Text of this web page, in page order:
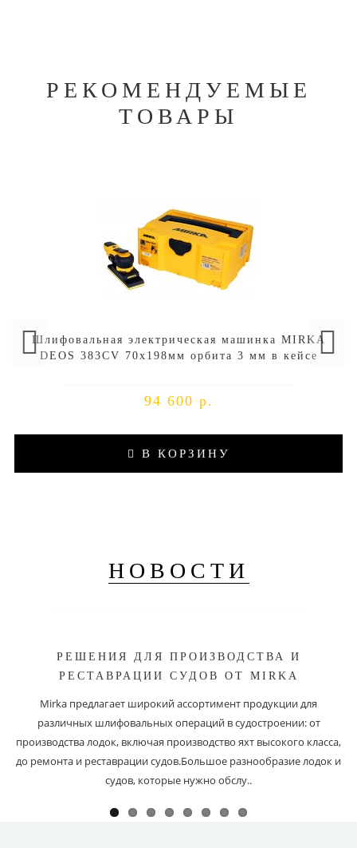
РЕКОМЕНДУЕМЫЕ
ТОВАРЫ
Шлифовальная электрическая машинка MIRKA
DEOS 383CV 70х198мм орбита 3 мм в кейсе
94 600 р.
В КОРЗИНУ
НОВОСТИ
РЕШЕНИЯ ДЛЯ ПРОИЗВОДСТВА И
РЕСТАВРАЦИИ СУДОВ ОТ MIRKA
Mirka предлагает широкий ассортимент продукции для
различных шлифовальных операций в судостроении: от
производства лодок, включая производство яхт высокого класса,
до ремонта и реставрации судов.Большое разнообразие лодок и
судов, которые нужно обслу..